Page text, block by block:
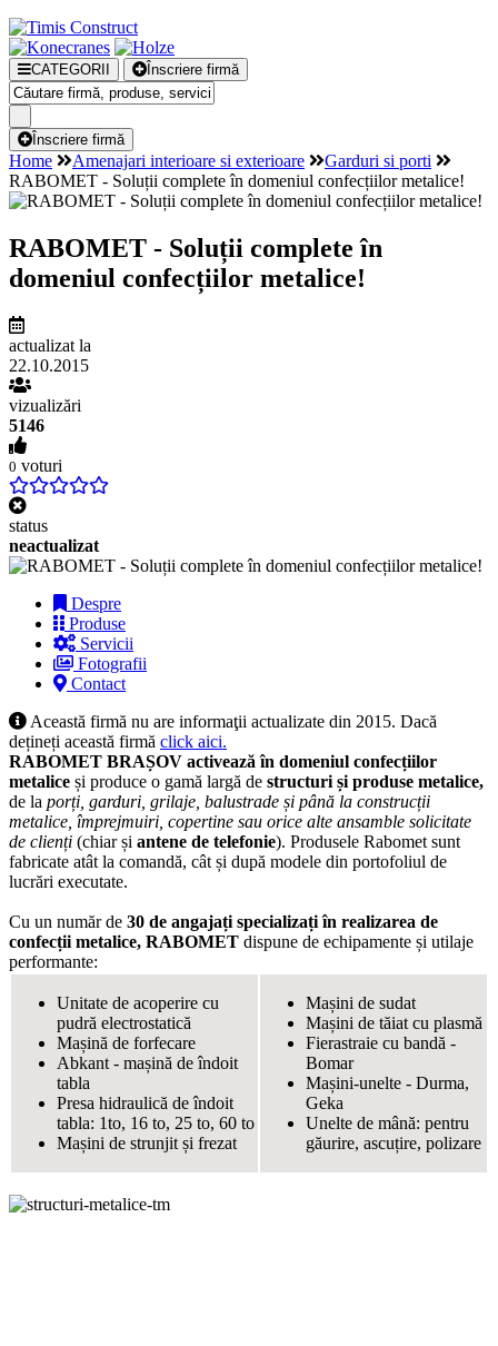
CATEGORII Înscriere firmă
Înscriere firmă
Home Amenajari interioare si exterioare
Garduri si porti
RABOMET - Soluții complete în domeniul confecțiilor metalice!
RABOMET - Soluții complete în
domeniul confecțiilor metalice!
actualizat la
22.10.2015
vizualizări
5146
0 voturi
status
neactualizat
Despre
Produse
Servicii
Fotografii
Contact
Această firmă nu are informaţii actualizate din 2015. Dacă
dețineți această firmă click aici.
RABOMET BRAȘOV activează în domeniul confecțiilor
metalice și produce o gamă largă de structuri și produse metalice,
de la porți, garduri, grilaje, balustrade și până la construcții
metalice, împrejmuiri, copertine sau orice alte ansamble solicitate
de clienți (chiar și antene de telefonie). Produsele Rabomet sunt
fabricate atât la comandă, cât și după modele din portofoliul de
lucrări executate.
Cu un număr de 30 de angajați specializați în realizarea de
confecții metalice, RABOMET dispune de echipamente și utilaje
performante:
Unitate de acoperire cu
pudră electrostatică
Mașină de forfecare
Abkant - mașină de îndoit
tabla
Presa hidraulică de îndoit
tabla: 1to, 16 to, 25 to, 60 to
Mașini de strunjit și frezat
Mașini de sudat
Mașini de tăiat cu plasmă
Fierastraie cu bandă -
Bomar
Mașini-unelte - Durma,
Geka
Unelte de mână: pentru
găurire, ascuțire, polizare